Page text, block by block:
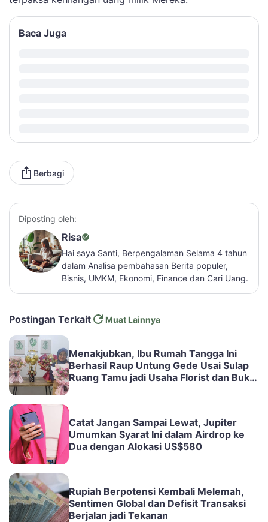
Baca Juga
Berbagi
Diposting oleh:
Risa
Hai saya Santi, Berpengalaman Selama 4 tahun
dalam Analisa pembahasan Berita populer,
Bisnis, UMKM, Ekonomi, Finance dan Cari Uang.
Postingan Terkait Muat Lainnya
Menakjubkan, Ibu Rumah Tangga Ini
Berhasil Raup Untung Gede Usai Sulap
Ruang Tamu jadi Usaha Florist dan Buket
Catat Jangan Sampai Lewat, Jupiter
Umumkan Syarat Ini dalam Airdrop ke
Dua dengan Alokasi US$580
Rupiah Berpotensi Kembali Melemah,
Sentimen Global dan Defisit Transaksi
Berjalan jadi Tekanan